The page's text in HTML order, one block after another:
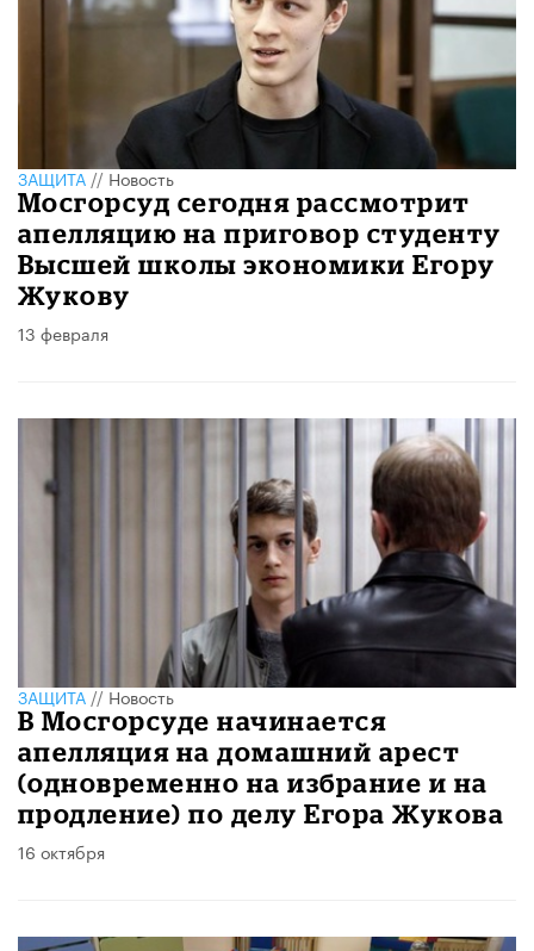
ЗАЩИТА//Новость
Мосгорсуд сегодня рассмотрит
апелляцию на приговор студенту
Высшей школы экономики Егору
Жукову
13 февраля
ЗАЩИТА//Новость
В Мосгорсуде начинается
апелляция на домашний арест
(одновременно на избрание и на
продление) по делу Егора Жукова
16 октября